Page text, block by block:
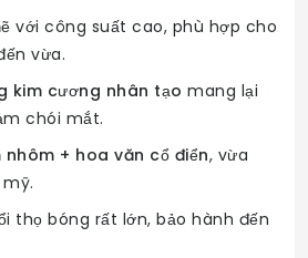
với công suất cao, phù hợp cho
vừa.
kim cương nhân tạo mang lại
chói mắt.
nhôm + hoa văn cổ điển, vừa
thọ bóng rất lớn, bảo hành đến